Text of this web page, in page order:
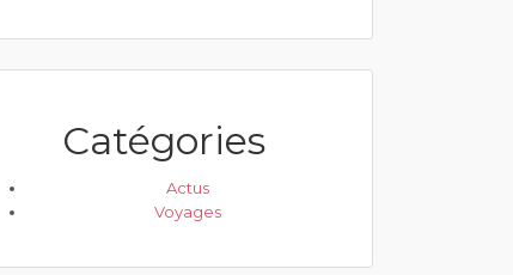
Catégories
Actus
Voyages